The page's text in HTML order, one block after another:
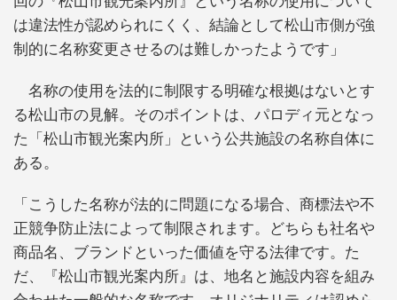
は違法性が認められにくく、結論として松山市側が強
制的に名称変更させるのは難しかったようです」
名称の使用を法的に制限する明確な根拠はないとす
る松山市の見解。そのポイントは、パロディ元となっ
た「松山市観光案内所」という公共施設の名称自体に
ある。
「こうした名称が法的に問題になる場合、商標法や不
正競争防止法によって制限されます。どちらも社名や
商品名、ブランドといった価値を守る法律です。た
だ、『松山市観光案内所』は、地名と施設内容を組み